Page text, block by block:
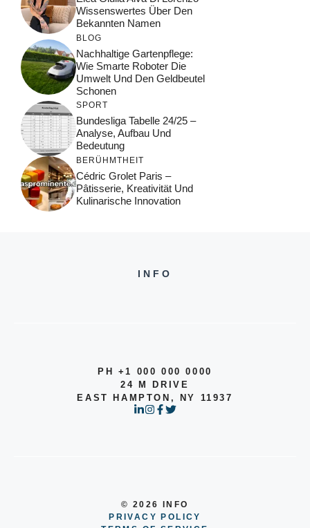
Wissenswertes Über Den
Bekannten Namen
BLOG
Nachhaltige Gartenpflege:
Wie Smarte Roboter Die
Umwelt Und Den Geldbeutel
Schonen
SPORT
Bundesliga Tabelle 24/25 –
Analyse, Aufbau Und
Bedeutung
BERÜHMTHEIT
Cédric Grolet Paris –
Pâtisserie, Kreativität Und
Kulinarische Innovation
INFO
PH +1 000 000 0000
24 M DRIVE
EAST HAMPTON, NY 11937
© 2026 INFO
PRIVACY POLICY